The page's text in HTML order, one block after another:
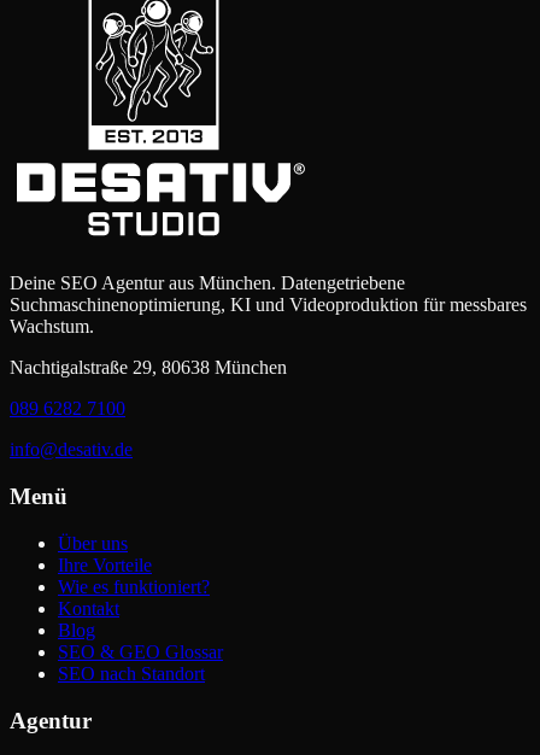
Deine SEO Agentur aus München. Datengetriebene
Suchmaschinenoptimierung, KI und Videoproduktion für messbares
Wachstum.
Nachtigalstraße 29, 80638 München
089 6282 7100
info@desativ.de
Menü
Über uns
Ihre Vorteile
Wie es funktioniert?
Kontakt
Blog
SEO & GEO Glossar
SEO nach Standort
Agentur